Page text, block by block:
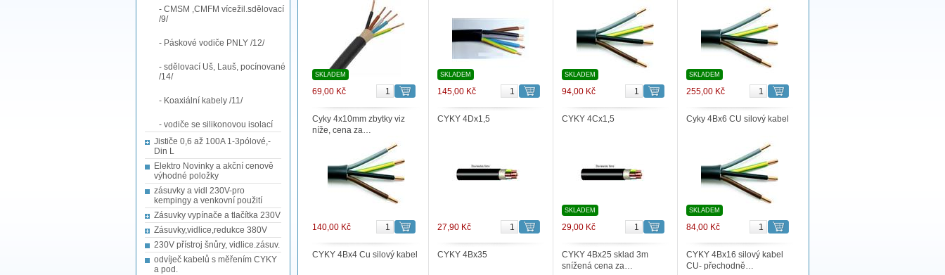
- CMSM ,CMFM vícežil.sdělovací
/9/
- Páskové vodiče PNLY /12/
- sdělovací Uš, Lauš, pocínované
/14/
- Koaxiální kabely /11/
- vodiče se silikonovou isolací
Jističe 0,6 až 100A 1-3pólové,-
Din L
Elektro Novinky a akční cenově
výhodné položky
zásuvky a vidl 230V-pro
kempingy a venkovní použití
Zásuvky vypínače a tlačítka 230V
Zásuvky,vidlice,redukce 380V
230V přístroj šnůry, vidlice.zásuv.
odvíječ kabelů s měřením CYKY
a pod.
SKLADEM
69,00 Kč
SKLADEM
145,00 Kč
SKLADEM
94,00 Kč
SKLADEM
255,00 Kč
Cyky 4x10mm zbytky viz
níže, cena za…
140,00 Kč
CYKY 4Dx1,5
27,90 Kč
CYKY 4Cx1,5
SKLADEM
29,00 Kč
Cyky 4Bx6 CU silový kabel
SKLADEM
84,00 Kč
CYKY 4Bx4 Cu silový kabel CYKY 4Bx35
CYKY 4Bx25 sklad 3m
snížená cena za…
CYKY 4Bx16 silový kabel
CU- přechodně…